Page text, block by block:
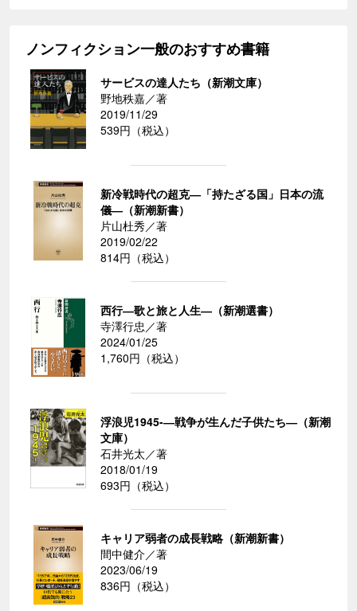
ノンフィクション一般のおすすめ書籍
サービスの達人たち（新潮文庫）
野地秩嘉／著
2019/11/29
539円（税込）
新冷戦時代の超克―「持たざる国」日本の流
儀―（新潮新書）
片山杜秀／著
2019/02/22
814円（税込）
西行―歌と旅と人生―（新潮選書）
寺澤行忠／著
2024/01/25
1,760円（税込）
浮浪児1945-―戦争が生んだ子供たち―（新潮
文庫）
石井光太／著
2018/01/19
693円（税込）
キャリア弱者の成長戦略（新潮新書）
間中健介／著
2023/06/19
836円（税込）